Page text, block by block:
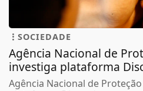
SOCIEDADE
Agência Nacional de
investiga plataforma
Agência Nacional de